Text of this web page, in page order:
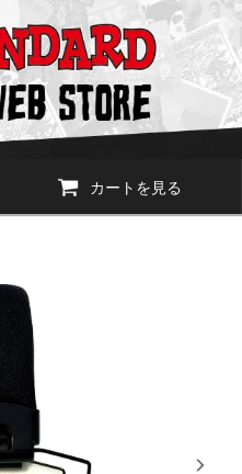
カートを見る